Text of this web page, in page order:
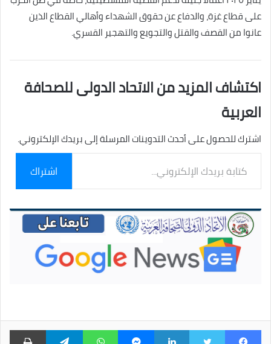
على قطاع غزة، والدفاع عن حقوق الشهداء وأهالي القطاع الذين
عانوا من القصف والقتل والتجويع والتهجير القسري.
اكتشاف المزيد من الاتحاد الدولى للصحافة
العربية
اشترك للحصول على أحدث التدوينات المرسلة إلى بريدك الإلكتروني.
بريدك
الإلكتروني...
اشتراك
فيسبوك لينكدإن ماسنجر واتساب تيلقرام